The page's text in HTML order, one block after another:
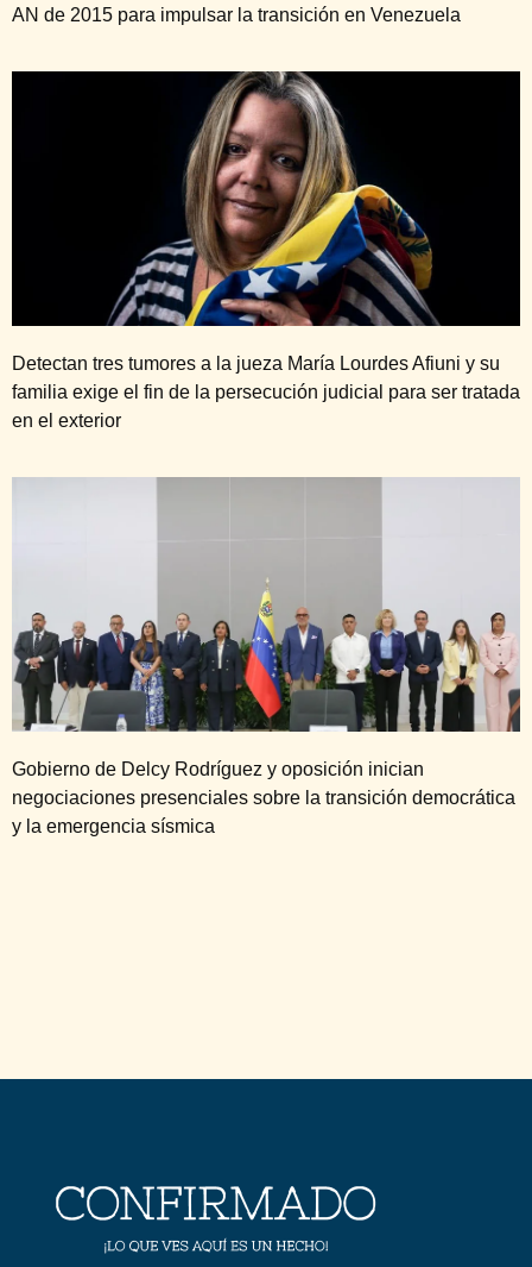
AN de 2015 para impulsar la transición en Venezuela
Detectan tres tumores a la jueza María Lourdes Afiuni y su
familia exige el fin de la persecución judicial para ser tratada
en el exterior
Gobierno de Delcy Rodríguez y oposición inician
negociaciones presenciales sobre la transición democrática
y la emergencia sísmica